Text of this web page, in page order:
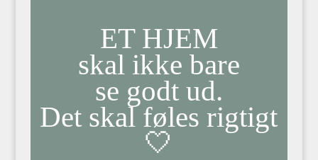
ET HJEM
skal ikke bare
se godt ud.
Det skal føles rigtigt
🤍